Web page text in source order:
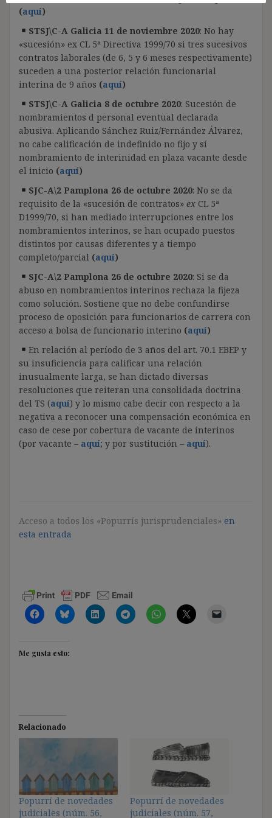
(aquí)
STSJ\C-A Galicia 11 de noviembre 2020: No hay
«sucesión» ex CL 5ª Directiva 1999/70 si tres sucesivos
contratos laborales (de 6, 5 y 6 meses respectivamente)
suceden a una posterior relación funcionarial
interina de 9 años (aquí)
STSJ\C-A Galicia 8 de octubre 2020: Sucesión de
nombramientos d personal eventual declarada
abusiva. Aplicando Sánchez Ruiz/Fernández Álvarez,
no cabe calificación de indefinido no fijo y sí
nombramiento de interinidad en plaza vacante desde
el inicio (aquí)
SJC-A\2 Pamplona 26 de octubre 2020: No se da
requisito de la «sucesión de contratos» ex CL 5ª
D1999/70, si han mediado interrupciones entre los
nombramientos interinos, se han ocupado puestos
distintos por causas diferentes y a tiempo
completo/parcial (aquí)
SJC-A\2 Pamplona 26 de octubre 2020: Si se da
abuso en nombramientos interinos rechaza la fijeza
como solución. Sostiene que no debe confundirse
proceso de oposición para funcionarios de carrera con
acceso a bolsa de funcionario interino (aquí)
En relación al período de 3 años del art. 70.1 EBEP y
su insuficiencia para calificar una relación
inusualmente larga, se han dictado diversas
resoluciones que reiteran una consolidada doctrina
del TS (aquí) y lo mismo cabe decir con respecto a la
negativa a reconocer una compensación económica en
caso de cese por cobertura de vacante de interinos
(por vacante – aquí; y por sustitución – aquí).
Acceso a todos los «Popurrís jurisprudenciales» en
esta entrada
Me gusta esto:
Relacionado
Popurrí de novedades
judiciales (núm. 56,
Popurrí de novedades
judiciales (núm. 57,